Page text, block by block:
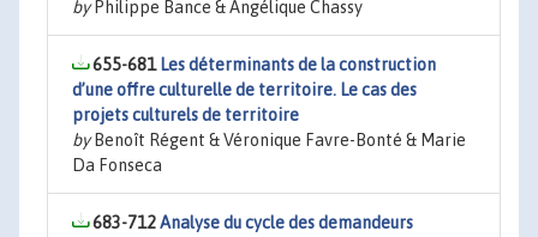
byPhilippe Bance & Angélique Chassy
655-681 Les déterminants de la construction
d’une offre culturelle de territoire. Le cas des
projets culturels de territoire
byBenoît Régent & Véronique Favre-Bonté & Marie
Da Fonseca
683-712Analyse du cycle des demandeurs